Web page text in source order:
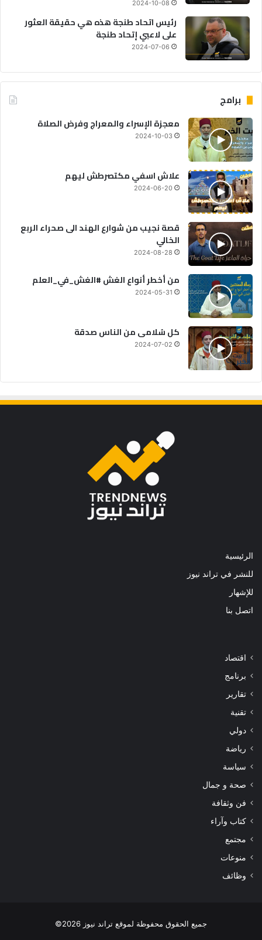
2024-10-08
رئيس اتحاد طنجة هذه هي حقيقة العثور
على لاعبي إتحاد طنجة
2024-07-06
برامج
معجزة الإسراء والمعراج وفرض الصلاة
2024-10-03
علاش اسفي مكتصرطش ليهم
2024-06-20
قصة نجيب من شوارع الهند الى صحراء الربع
الخالي
2024-08-28
من أخطر أنواع الغش #الغش_في_العلم
2024-05-31
كل سُلامى من الناس صدقة
2024-07-02
الرئيسية
للنشر في تراند نيوز
للإشهار
اتصل بنا
اقتصاد
برنامج
تقارير
تقنية
دولي
رياضة
سياسة
صحة و جمال
فن وثقافة
كتاب وآراء
مجتمع
منوعات
وظائف
جميع الحقوق محفوظة لموقع تراند نيوز 2026©